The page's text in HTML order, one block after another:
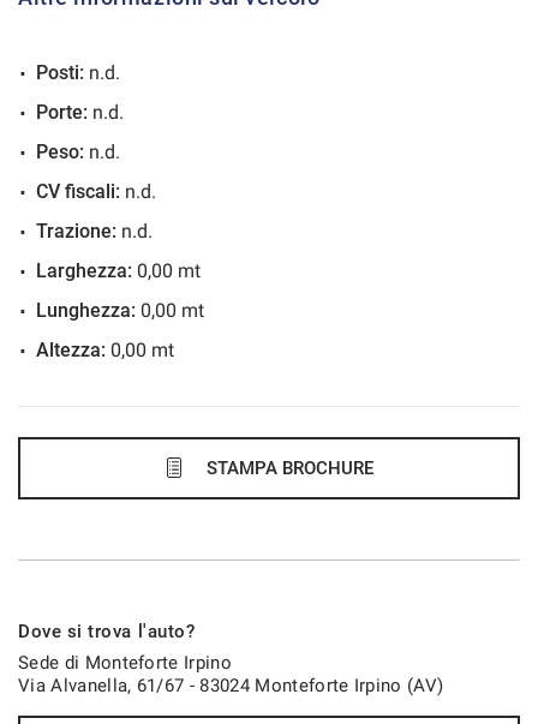
48 Mesi
875€/mese
48 Mesi
875€/mese
36 Mesi
Posti: n.d.
Porte: n.d.
Peso: n.d.
CV fiscali: n.d.
Trazione: n.d.
Larghezza: 0,00 mt
Lunghezza: 0,00 mt
Altezza: 0,00 mt
STAMPA BROCHURE
Dove si trova l'auto?
Sede di Monteforte Irpino
Via Alvanella, 61/67 - 83024 Monteforte Irpino (AV)